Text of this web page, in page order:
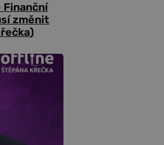
Finanční
změnit